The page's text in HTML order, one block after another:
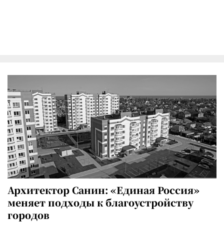
Архитектор Санин: «Единая Россия»
меняет подходы к благоустройству
городов